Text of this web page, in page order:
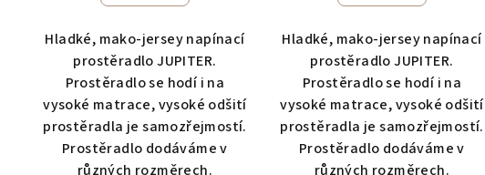
Hladké, mako-jersey napínací
prostěradlo JUPITER.
Prostěradlo se hodí i na
vysoké matrace, vysoké odšití
prostěradla je samozřejmostí.
Prostěradlo dodáváme v
různých rozměrech.
Hladké, mako-jersey napínací
prostěradlo JUPITER.
Prostěradlo se hodí i na
vysoké matrace, vysoké odšití
prostěradla je samozřejmostí.
Prostěradlo dodáváme v
různých rozměrech.